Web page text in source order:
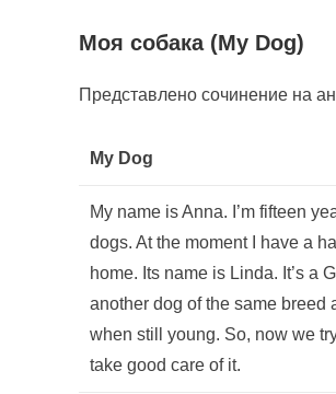
Моя собака (My Dog)
Представлено сочинение на
My Dog
My name is Anna. I’m fifteen
dogs. At the moment I have a
home. Its name is Linda. It’s a
another dog of the same breed
when still young. So, now we
take good care of it.